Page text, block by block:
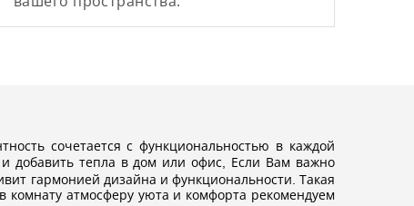
сочетается с функциональностью в каждой
добавить тепла в дом или офис, Если Вам важно
гармонией дизайна и функциональности. Такая
комнату атмосферу уюта и комфорта рекомендуем